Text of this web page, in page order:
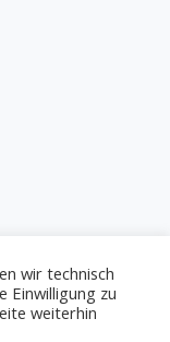
by kulturkalender-
wir technisch
Einwilligung zu
weiterhin